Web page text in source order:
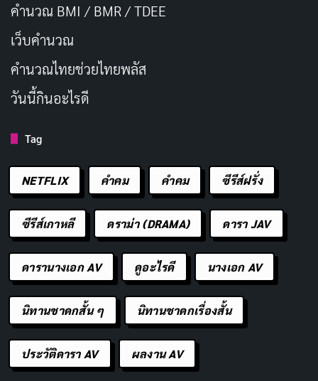
House of Spoilsอาจจะไม่ใช่ตัวเลือกที่ดีที่สุด และอาจจะ
เป็นการดีกว่าหากคุณกลับไปดูหนังอย่าง
สามารถสร้างอารมณ์และความลุ้นระทึกได้ดีกว่าในแนว
เดียวกัน
วันที่ออกอากาศ: 3 ตุลาคม 2024
นักแสดงนำ: Ariana DeBose, Barbie Ferreira, Arian
Moayed
ผู้กำกับ: Bridget Savage Cole, Danielle Krudy
จำนวนตอน/ความยาว: 101 นาที
เรตติ้ง IMDb: 4.7/10
ช่องทางการดู:Amazon Prime Video
คำนวณ BMI / BMR / TDEE
เว็บคํานวณ
คํานวณไทยช่วยไทยพลัส
วันนี้กินอะไรดี
Tag
NETFLIX คำคม คําคม ซีรีส์ฝรั่ง
ซีรีส์เกาหลี ดราม่า (DRAMA) ดารา JAV
ดารานางเอก AV ดูอะไรดี นางเอก AV
นิทานชาดกสั้น ๆ นิทานชาดกเรื่องสั้น
ประวัติดารา AV ผลงาน AV